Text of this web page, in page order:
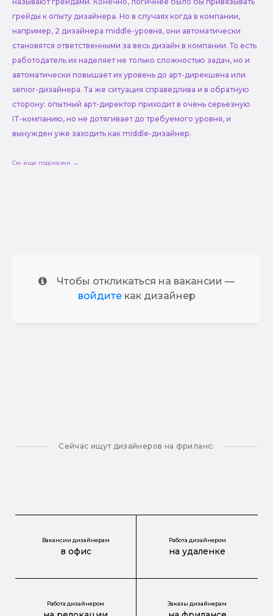
грейды к опыту дизайнера. Но в случаях когда в компании,
например, 2 дизайнера middle-уровня, они автоматически
становятся ответственными за весь дизайн в компании. То есть
работодатель их наделяет не только сложностью задач, но и
автоматически повышает их уровень до арт-дирекшена или
senior-дизайнера. Та же ситуация справедлива и в обратную
сторону: опытный арт-директор приходит в очень серьезную
IT-компанию, но не дотягивает до требуемого уровня, и
вынужден уже заходить как middle-дизайнер.
См. еще подсказки →
Чтобы откликаться на вакансии —
войдитекак дизайнер
Сейчас ищут дизайнеров на фриланс:
Вакансии дизайнерам
в офис
Работа дизайнером
на удаленке
Работа дизайнером Заказы дизайнерам